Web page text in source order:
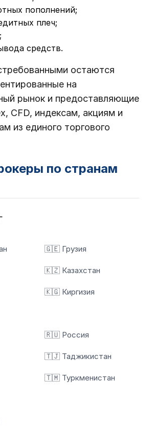
пополнений;
плеч;
средств.
остаются
на
рынок и предоставляющие
CFD, индексам, акциям и
из единого торгового
по странам
🇬🇪 Грузия
🇰🇿 Казахстан
🇰🇬 Киргизия
🇷🇺 Россия
🇹🇯 Таджикистан
🇹🇲 Туркменистан